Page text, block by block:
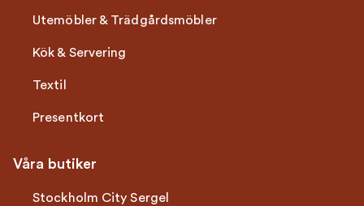
Utemöbler & Trädgårdsmöbler
Kök & Servering
Textil
Presentkort
Våra butiker
Stockholm City Sergel